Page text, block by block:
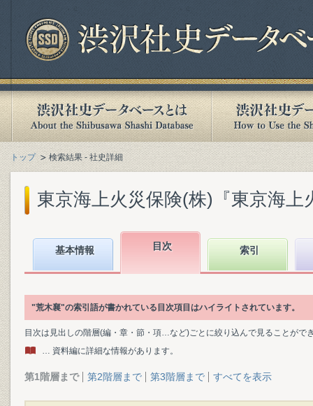
トップ 検索結果 - 社史詳細
東京海上火災保険(株)『東京海
基本情報 目次 索引
"荒木襄"の索引語が書かれている目次項目はハイライトされています。
目次は見出しの階層(編・章・節・項…など)ごとに絞り込んで見ることがで
… 資料編に詳細な情報があります。
第1階層まで 第2階層まで 第3階層まで すべてを表示